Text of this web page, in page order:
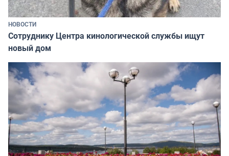
НОВОСТИ
Сотруднику Центра кинологической службы ищут
новый дом